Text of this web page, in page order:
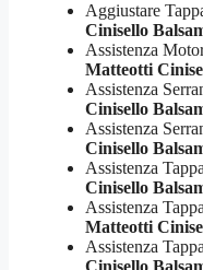
Aggiustare
Cinisello
Assistenza
Matteotti
Assistenza
Cinisello
Assistenza
Cinisello
Assistenza
Cinisello
Assistenza
Matteotti
Assistenza